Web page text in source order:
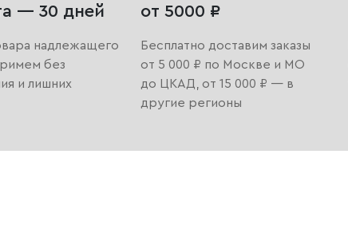
— 30 дней
надлежащего
без
и лишних
от 5000 ₽
Бесплатно доставим заказы
от 5 000 ₽ по Москве и МО
до ЦКАД, от 15 000 ₽ — в
другие регионы